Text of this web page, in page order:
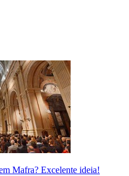
Mafra? Excelente ideia!